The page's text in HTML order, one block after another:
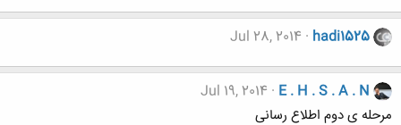
hadi1525
Jul 28, 2014
E . H . S . A . N
Jul 19, 2014
مرحله ی دوم اطلاع رسانی